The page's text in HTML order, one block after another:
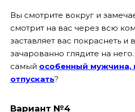
Вы смотрите вокруг и
смотрит на вас через всю
заставляет вас покраснеть и
зачарованно глядите на
самый особенный мужчина,
отпускать?
Вариант №4